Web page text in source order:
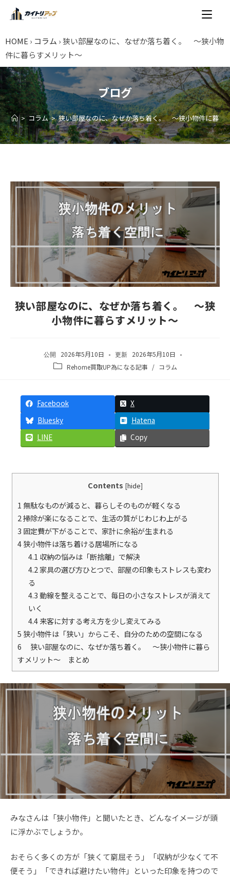
HOME › コラム › 狭い部屋なのに、なぜか落ち着く。 ～狭小物
件に暮らすメリット～
ブログ
> コラム > 狭い部屋なのに、なぜか落ち着く。 ～狭小物件に暮ら
狭い部屋なのに、なぜか落ち着く。 ～狭
小物件に暮らすメリット～
2026年5月10日
2026年5月10日
Rehome買取UP為になる記事 / コラム
Facebook
X
Bluesky
Hatena
LINE
Copy
Contents [hide]
1 無駄なものが減ると、暮らしそのものが軽くなる
2掃除が楽になることで、生活の質がじわじわ上がる
3 固定費が下がることで、家計に余裕が生まれる
4狭小物件は落ち着ける居場所になる
4.1 収納の悩みは「断捨離」で解決
4.2家具の選び方ひとつで、部屋の印象もストレスも変わ
る
4.3 動線を整えることで、毎日の小さなストレスが消えて
いく
4.4来客に対する考え方を少し変えてみる
5 狭小物件は「狭い」からこそ、自分のための空間になる
6 狭い部屋なのに、なぜか落ち着く。 ～狭小物件に暮ら
すメリット～ まとめ
みなさんは「狭小物件」と聞いたとき、どんなイメージが頭
に浮かぶでしょうか。
おそらく多くの方が「狭くて窮屈そう」「収納が少なくて不
便そう」「できれば避けたい物件」といった印象を持つので